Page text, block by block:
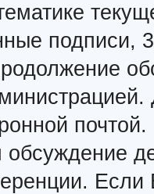
подписи,
почтой.
Если